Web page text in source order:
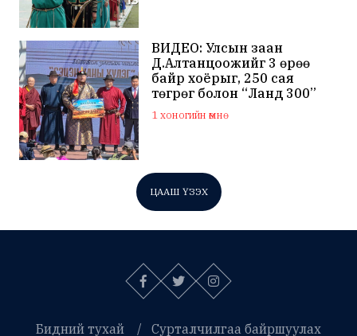
ВИДЕО: Улсын заан
Д.Алтанцоожийг 3 өрөө
байр хоёрыг, 250 сая
төгрөг болон “Ланд 300”
маркийн автомашинаар
мялаажээ
1 хоногийн өмнө
ЦААШ ҮЗЭХ
Бидний тухай Сурталчилгаа байршуулах